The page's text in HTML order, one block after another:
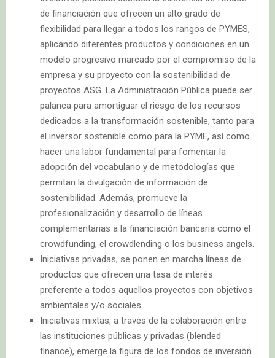
de financiación que ofrecen un alto grado de
flexibilidad para llegar a todos los rangos de PYMES,
aplicando diferentes productos y condiciones en un
modelo progresivo marcado por el compromiso de la
empresa y su proyecto con la sostenibilidad de
proyectos ASG. La Administración Pública puede ser
palanca para amortiguar el riesgo de los recursos
dedicados a la transformación sostenible, tanto para
el inversor sostenible como para la PYME, así como
hacer una labor fundamental para fomentar la
adopción del vocabulario y de metodologías que
permitan la divulgación de información de
sostenibilidad. Además, promueve la
profesionalización y desarrollo de líneas
complementarias a la financiación bancaria como el
crowdfunding, el crowdlending o los business angels.
Iniciativas privadas, se ponen en marcha líneas de
productos que ofrecen una tasa de interés
preferente a todos aquellos proyectos con objetivos
ambientales y/o sociales.
Iniciativas mixtas, a través de la colaboración entre
las instituciones públicas y privadas (blended
finance), emerge la figura de los fondos de inversión